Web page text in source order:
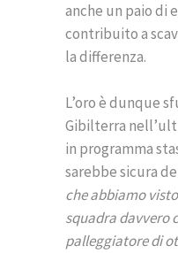
anche un paio di
contribuito a
la differenza.
L’oro è dunque
Gibilterra
in programma
sarebbe sicura
che abbiamo
squadra davvero
palleggiatore di